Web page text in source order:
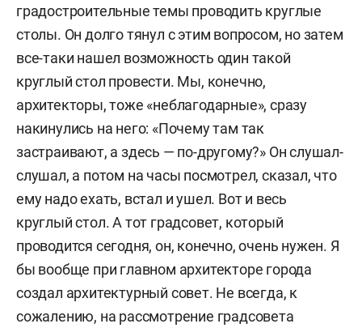
градостроительные темы проводить круглые
столы. Он долго тянул с этим вопросом, но затем
все-таки нашел возможность один такой
круглый стол провести. Мы, конечно,
архитекторы, тоже «неблагодарные», сразу
накинулись на него: «Почему там так
застраивают, а здесь — по-другому?» Он слушал-
слушал, а потом на часы посмотрел, сказал, что
ему надо ехать, встал и ушел. Вот и весь
круглый стол. А тот градсовет, который
проводится сегодня, он, конечно, очень нужен. Я
бы вообще при главном архитекторе города
создал архитектурный совет. Не всегда, к
сожалению, на рассмотрение градсовета